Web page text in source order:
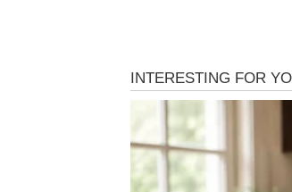
RAK – KADA
Bogatstvo: